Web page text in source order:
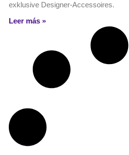
exklusive Designer-Accessoires.
Leer más »